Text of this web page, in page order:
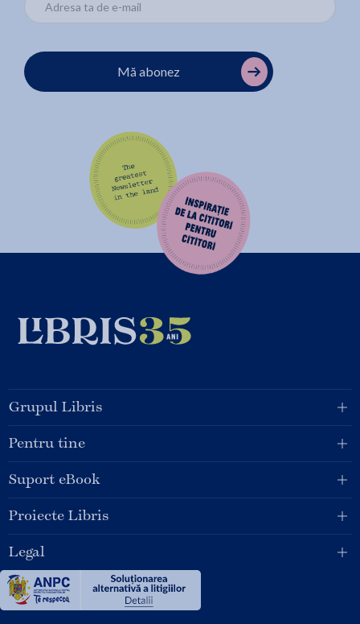
Mă abonez
Grupul Libris
Pentru tine
Suport eBook
Proiecte Libris
Legal